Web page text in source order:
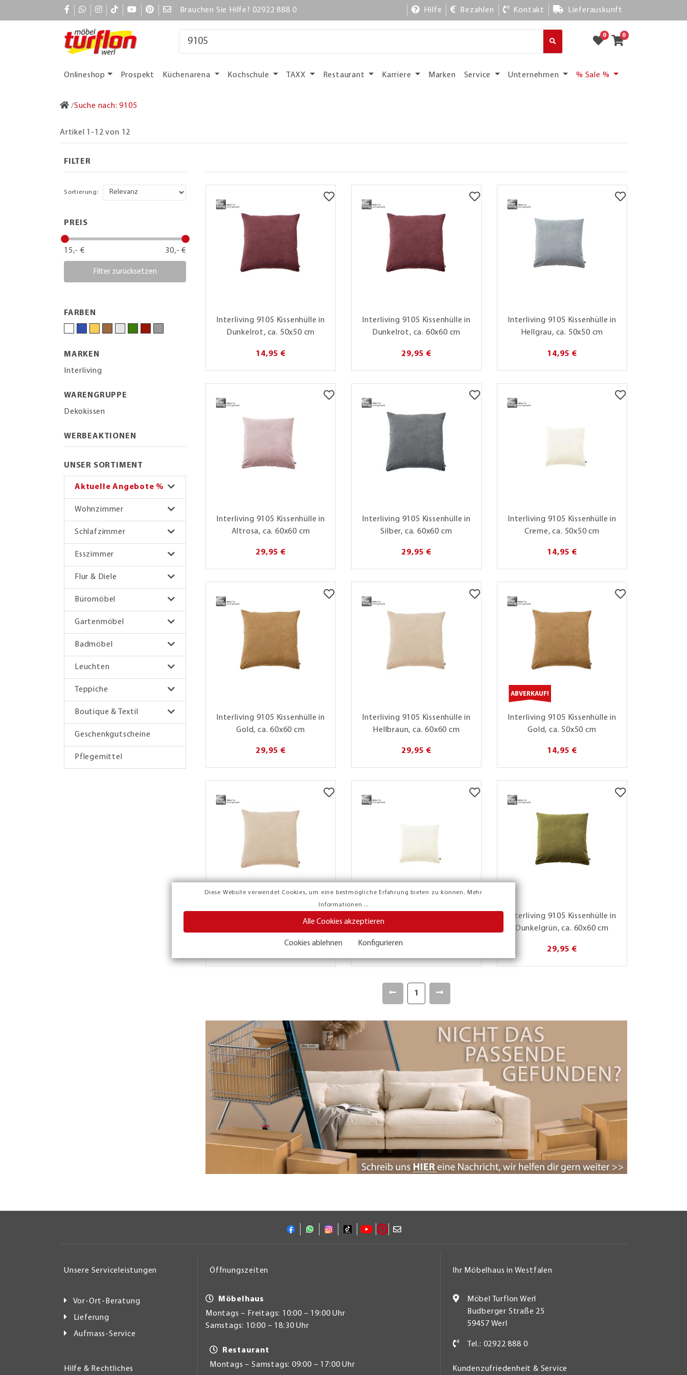
Diese Website verwendet Cookies, um eine bestmögliche Erfahrung bieten zu können. Mehr
Informationen ...
Alle Cookies akzeptieren
Cookies ablehnen Konfigurieren
Brauchen Sie Hilfe? 02922 888 0 Hilfe Bezahlen Kontakt Lieferauskunft
0 0
Onlineshop Prospekt Küchenarena Kochschule TAXX Restaurant Karriere Marken Service Unternehmen % Sale %
Suche nach: 9105
Artikel 1-12 von 12
FILTER
Sortierung:
PREIS
15,- € 30,- €
Filter zurücksetzen
FARBEN
MARKEN
Interliving
WARENGRUPPE
Dekokissen
WERBEAKTIONEN
UNSER SORTIMENT
Aktuelle Angebote %
Wohnzimmer
Schlafzimmer
Esszimmer
Flur & Diele
Büromöbel
Gartenmöbel
Badmöbel
Leuchten
Teppiche
Boutique & Textil
Geschenkgutscheine
Pflegemittel
Interliving 9105 Kissenhülle in
Dunkelrot, ca. 50x50 cm
14,95 €
Interliving 9105 Kissenhülle in
Dunkelrot, ca. 60x60 cm
29,95 €
Interliving 9105 Kissenhülle in
Hellgrau, ca. 50x50 cm
14,95 €
Interliving 9105 Kissenhülle in
Altrosa, ca. 60x60 cm
29,95 €
Interliving 9105 Kissenhülle in
Silber, ca. 60x60 cm
29,95 €
Interliving 9105 Kissenhülle in
Creme, ca. 50x50 cm
14,95 €
Interliving 9105 Kissenhülle in
Gold, ca. 60x60 cm
29,95 €
Interliving 9105 Kissenhülle in
Hellbraun, ca. 60x60 cm
29,95 €
ABVERKAUF!
Interliving 9105 Kissenhülle in
Gold, ca. 50x50 cm
14,95 €
Interliving 9105 Kissenhülle in
Dunkelgrün, ca. 60x60 cm
29,95 €
1
Unsere Serviceleistungen
Vor-Ort-Beratung
Lieferung
Aufmass-Service
Hilfe & Rechtliches
Öffnungszeiten
Möbelhaus
Montags – Freitags: 10:00 – 19:00 Uhr
Samstags: 10:00 – 18:30 Uhr
Restaurant
Montags – Samstags: 09:00 – 17:00 Uhr
Ihr Möbelhaus in Westfalen
Möbel Turflon Werl
Budberger Straße 25
59457 Werl
Tel.: 02922 888 0
Kundenzufriedenheit & Service